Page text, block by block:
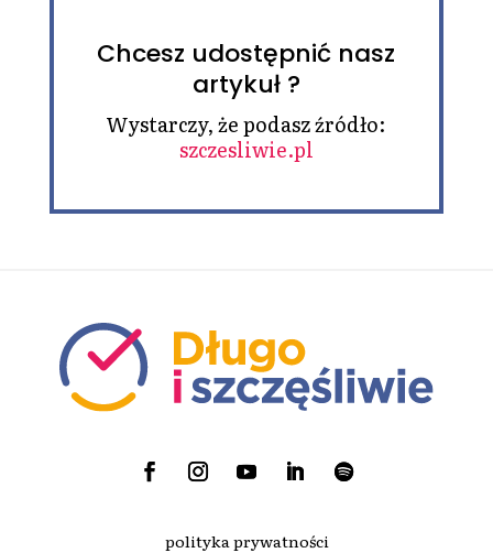
Chcesz udostępnić nasz
artykuł ?
Wystarczy, że podasz źródło:
szczesliwie.pl
polityka prywatności